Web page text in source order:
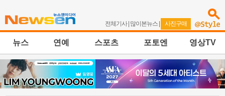
전체기사| 많이본뉴스 | 사진구매
뉴스 연예 스포츠 포토엔 영상TV